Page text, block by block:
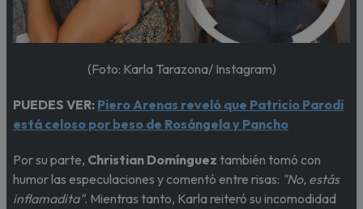
(Foto: Karla Tarazona/ Instagram)
PUEDES VER: Piero Arenas reveló que Patricio Parodi
está celoso por beso de Rosángela y Pancho
Por su parte, Christian Domínguez también tomó con
humor las especulaciones y comentó entre risas: "No, estás
inflamadita". Mientras tanto, Karla reiteró su incomodidad